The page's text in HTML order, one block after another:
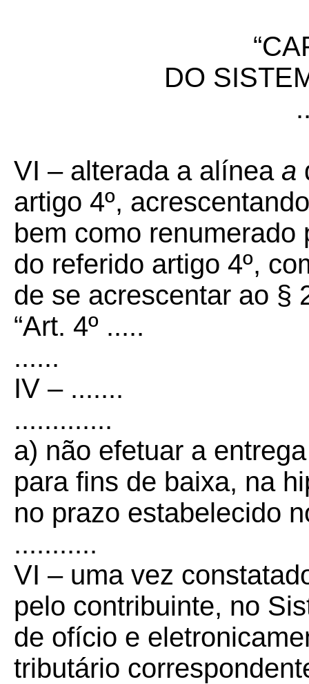
DO
VI – alterada a alínea a
artigo 4º,
bem como renumerado
do referido artigo 4º,
de se acrescentar ao §
“Art. 4º .....
......
IV – .......
.............
a) não efetuar a
para fins de baixa, na
no prazo estabelecido
...........
VI – uma vez
pelo contribuinte, no
de ofício e
tributário